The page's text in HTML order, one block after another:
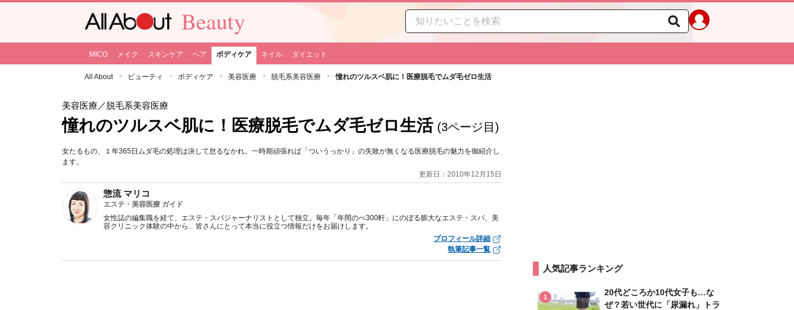
Beauty
MICO メイク スキンケア ヘア ボディケア ネイル ダイエット
All About ビューティ ボディケア 美容医療 脱毛系美容医療 憧れのツルスベ肌に！医療脱毛でムダ毛ゼロ生活
美容医療 ／脱毛系美容医療
憧れのツルスベ肌に！医療脱毛でムダ毛ゼロ生活 (3ページ目)
女たるもの、１年365日ムダ毛の処理は決して怠るなかれ。一時期頑張れば「ついうっかり」の失敗が無くなる医療脱毛の魅力を御紹介し
ます。
更新日：2010年12月15日
惣流 マリコ
エステ・美容医療 ガイド
女性誌の編集職を経て、エステ・スパジャーナリストとして独立。毎年「年間のべ300軒」にのぼる膨大なエステ・スパ、美
容クリニック体験の中から、皆さんにとって本当に役立つ情報だけをお届けします。
プロフィール詳細
執筆記事一覧
人気記事ランキング
1
20代どころか10代女子も…な
ぜ？若い世代に「尿漏れ」トラ